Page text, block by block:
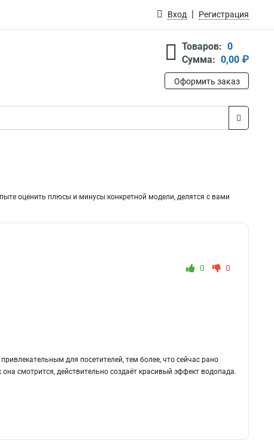
Вход Регистрация
Товаров: 0
Сумма: 0,00 ₽
Оформить заказ
оценить плюсы и минусы конкретной модели, делятся с вами
0 0
для посетителей, тем более, что сейчас рано
смотрится, действительно создаёт красивый эффект водопада.